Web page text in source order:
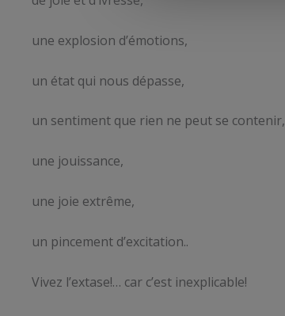
une explosion d’émotions,
un état qui nous dépasse,
un sentiment que rien ne peut se contenir,
une jouissance,
une joie extrême,
un pincement d’excitation..
Vivez l’extase!… car c’est inexplicable!